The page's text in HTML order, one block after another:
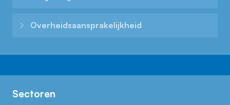
Overheids­aansprakelijkheid
Sectoren